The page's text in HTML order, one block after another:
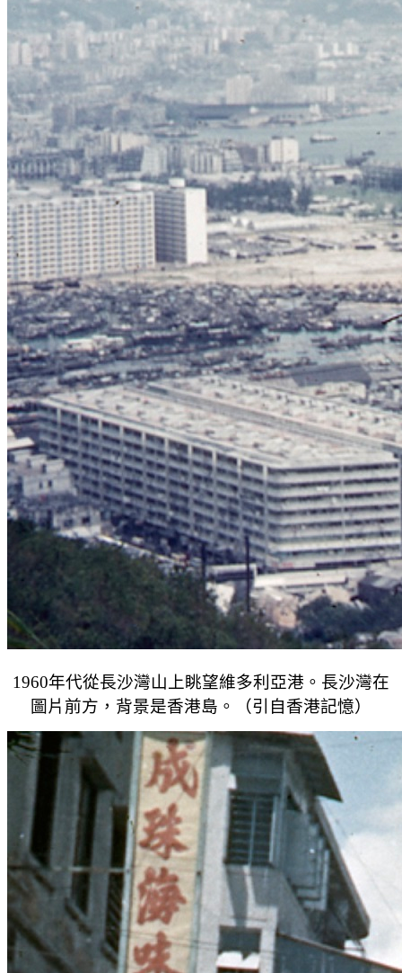
1960年代從長沙灣山上眺望維多利亞港。長沙灣在
圖片前方，背景是香港島。（引自香港記憶）